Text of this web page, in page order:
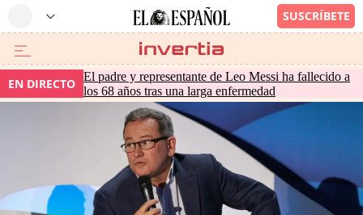
EN DIRECTO El padre y representante de Leo Messi ha fallecido a
los 68 años tras una larga enfermedad